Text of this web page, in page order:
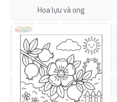
Hoa lựu và ong